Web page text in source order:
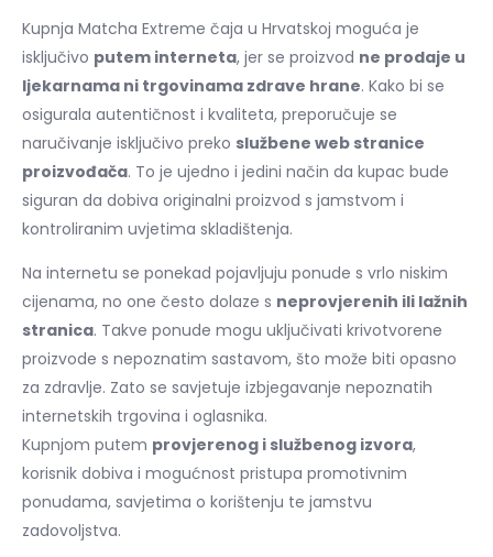
Kupnja Matcha Extreme čaja u Hrvatskoj moguća je
isključivo putem interneta, jer se proizvod ne prodaje u
ljekarnama ni trgovinama zdrave hrane. Kako bi se
osigurala autentičnost i kvaliteta, preporučuje se
naručivanje isključivo preko službene web stranice
proizvođača. To je ujedno i jedini način da kupac bude
siguran da dobiva originalni proizvod s jamstvom i
kontroliranim uvjetima skladištenja.
Na internetu se ponekad pojavljuju ponude s vrlo niskim
cijenama, no one često dolaze s neprovjerenih ili lažnih
stranica. Takve ponude mogu uključivati krivotvorene
proizvode s nepoznatim sastavom, što može biti opasno
za zdravlje. Zato se savjetuje izbjegavanje nepoznatih
internetskih trgovina i oglasnika.
Kupnjom putem provjerenog i službenog izvora,
korisnik dobiva i mogućnost pristupa promotivnim
ponudama, savjetima o korištenju te jamstvu
zadovoljstva.